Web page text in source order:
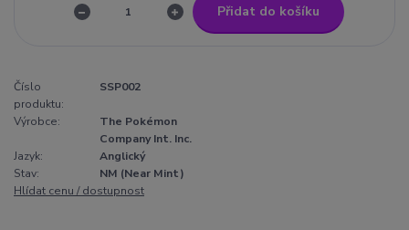
Přidat do košíku
Číslo
produktu:
SSP002
Výrobce:
The Pokémon
Company Int. Inc.
Jazyk:
Anglický
Stav:
NM (Near Mint)
Hlídat cenu / dostupnost